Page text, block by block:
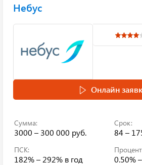
Небус
Онлайн
Сумма:
3000 – 300 000 руб.
Срок:
84 –
ПСК:
182% – 292% в год 0.50%